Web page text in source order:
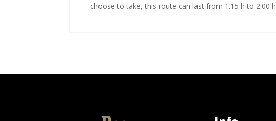
choose to take, this route can last from 1.15 h to 2.00 h